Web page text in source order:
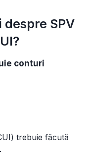
despre SPV
conturi
trebuie făcută